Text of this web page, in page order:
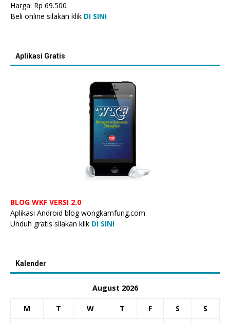
Harga: Rp 69.500
Beli online silakan klik DI SINI
Aplikasi Gratis
BLOG WKF VERSI 2.0
Aplikasi Android blog wongkamfung.com
Unduh gratis silakan klik DI SINI
Kalender
August 2026
M T W T F S S